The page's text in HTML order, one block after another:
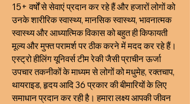
15+ वर्षों से सेवाएं प्रदान कर रहे हैं और हजारों लोगों को
उनके शारीरिक स्वास्थ्य, मानसिक स्वास्थ्य, भावनात्मक
स्वास्थ्य और आध्यात्मिक विकास को बहुत ही किफायती
मूल्य और मुफ्त परामर्श पर ठीक करने में मदद कर रहे हैं।
एस्ट्रो हीलिंग यूनिवर्स टीम रेकी जैसी प्राचीन ऊर्जा
उपचार तकनीकों के माध्यम से लोगों को मधुमेह, रक्तचाप,
थायराइड, हृदय आदि 36 प्रकार की बीमारियों के लिए
समाधान प्रदान कर रही है। हमारा लक्ष्य आपकी जीवन